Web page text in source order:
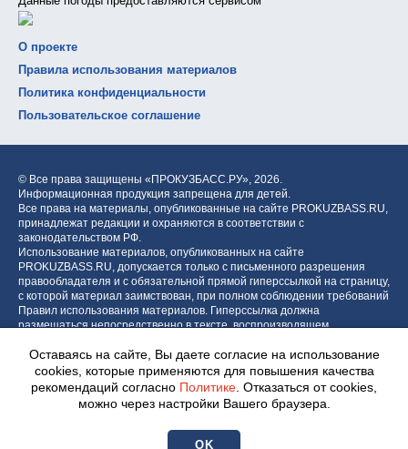
О проекте
Правила использования материалов
Политика конфиденциальности
Пользовательское соглашение
© Все права защищены «ПРОКУЗБАСС.РУ», 2026.
Информационная продукция запрещена для детей.
Все права на материалы, опубликованные на сайте PROKUZBASS.RU,
принадлежат редакции и охраняются в соответствии с
законодательством РФ.
Использование материалов, опубликованных на сайте
PROKUZBASS.RU, допускается только с письменного разрешения
правообладателя и с обязательной прямой гиперссылкой на страницу,
с которой материал заимствован, при полном соблюдении требований
Правил использования материалов. Гиперссылка должна
размещаться непосредственно в тексте, воспроизводящем
блока.
Центр интернет-проектов «МОЁ!»
Оставаясь на сайте, Вы даете согласие на использование
cookies, которые применяются для повышения качества
рекомендаций согласно Политике . Отказаться от cookies,
можно через настройки Вашего браузера.
OK